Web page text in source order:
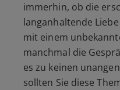
immerhin, ob die
langanhaltende
mit einem
manchmal die
es zu keinen
sollten Sie diese